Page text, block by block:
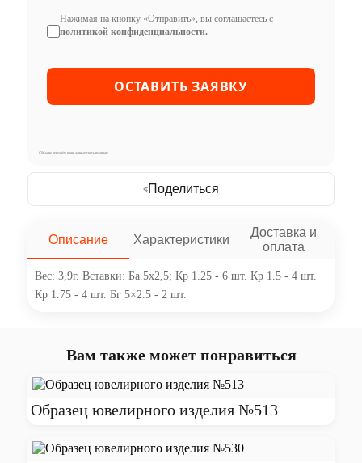
Нажимая на кнопку «Отправить», вы соглашаетесь с
политикой конфиденциальности.
Мы не передаём ваши данные третьим лицам
Поделиться
Описание Характеристики
Доставка и
оплата
Вес: 3,9г. Вставки: Ба.5х2,5; Кр 1.25 - 6 шт. Кр 1.5 - 4 шт.
Кр 1.75 - 4 шт. Бг 5×2.5 - 2 шт.
Вам также может понравиться
Образец ювелирного изделия №513